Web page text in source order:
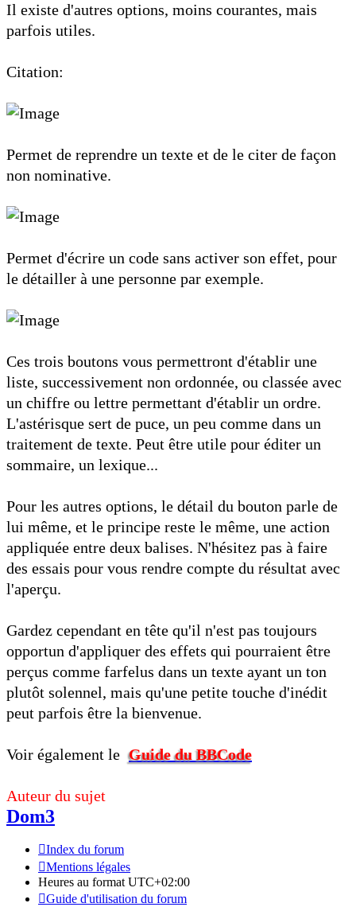
Il existe d'autres options, moins courantes, mais
parfois utiles.
Citation:
Permet de reprendre un texte et de le citer de façon
non nominative.
Permet d'écrire un code sans activer son effet, pour
le détailler à une personne par exemple.
Ces trois boutons vous permettront d'établir une
liste, successivement non ordonnée, ou classée avec
un chiffre ou lettre permettant d'établir un ordre.
L'astérisque sert de puce, un peu comme dans un
traitement de texte. Peut être utile pour éditer un
sommaire, un lexique...
Pour les autres options, le détail du bouton parle de
lui même, et le principe reste le même, une action
appliquée entre deux balises. N'hésitez pas à faire
des essais pour vous rendre compte du résultat avec
l'aperçu.
Gardez cependant en tête qu'il n'est pas toujours
opportun d'appliquer des effets qui pourraient être
perçus comme farfelus dans un texte ayant un ton
plutôt solennel, mais qu'une petite touche d'inédit
peut parfois être la bienvenue.
Voir également le Guide du BBCode
Auteur du sujet
Dom3
Index du forum
Mentions légales
Heures au formatUTC+02:00
Guide d'utilisation du forum